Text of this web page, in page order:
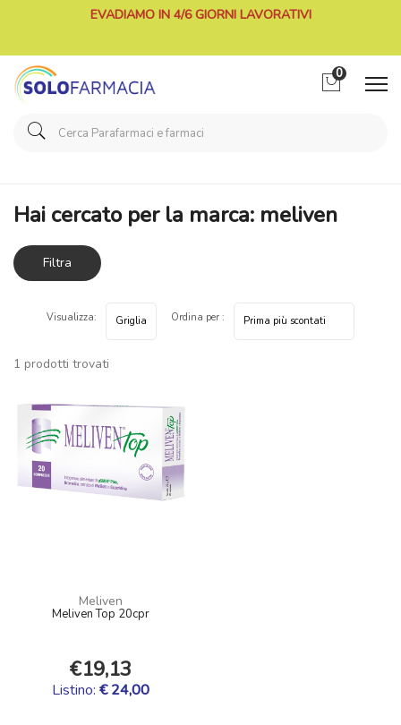
EVADIAMO IN 4/6 GIORNI LAVORATIVI
0
Home Marche parafarmaci meliven
Hai cercato per la marca: meliven
Filtra
1 prodotti trovati
Visualizza: Ordina per :
Meliven
Meliven Top 20cpr
€19,13
Listino: € 24,00